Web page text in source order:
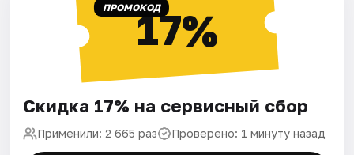
ПРОМОКОД17%
Скидка 17% на сервисный сбор
Применили: 2 665 раз Проверено: 1 минуту назад